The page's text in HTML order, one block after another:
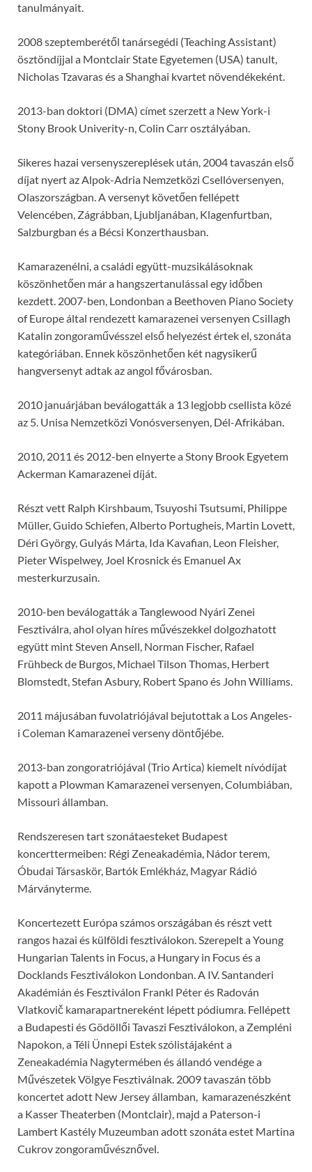
tanulmányait.
2008 szeptemberétől tanársegédi (Teaching Assistant)
ösztöndíjjal a Montclair State Egyetemen (USA) tanult,
Nicholas Tzavaras és a Shanghai kvartet növendékeként.
2013-ban doktori (DMA) címet szerzett a New York-i
Stony Brook Univerity-n, Colin Carr osztályában.
Sikeres hazai versenyszereplések után, 2004 tavaszán első
díjat nyert az Alpok-Adria Nemzetközi Csellóversenyen,
Olaszországban. A versenyt követően fellépett
Velencében, Zágrábban, Ljubljanában, Klagenfurtban,
Salzburgban és a Bécsi Konzerthausban.
Kamarazenélni, a családi együtt-muzsikálásoknak
köszönhetően már a hangszertanulással egy időben
kezdett. 2007-ben, Londonban a Beethoven Piano Society
of Europe által rendezett kamarazenei versenyen Csillagh
Katalin zongoraművésszel első helyezést értek el, szonáta
kategóriában. Ennek köszönhetően két nagysikerű
hangversenyt adtak az angol fővárosban.
2010 januárjában beválogatták a 13 legjobb csellista közé
az 5. Unisa Nemzetközi Vonósversenyen, Dél-Afrikában.
2010, 2011 és 2012-ben elnyerte a Stony Brook Egyetem
Ackerman Kamarazenei díját.
Részt vett Ralph Kirshbaum, Tsuyoshi Tsutsumi, Philippe
Müller, Guido Schiefen, Alberto Portugheis, Martin Lovett,
Déri György, Gulyás Márta, Ida Kavafian, Leon Fleisher,
Pieter Wispelwey, Joel Krosnick és Emanuel Ax
mesterkurzusain.
2010-ben beválogatták a Tanglewood Nyári Zenei
Fesztiválra, ahol olyan híres művészekkel dolgozhatott
együtt mint Steven Ansell, Norman Fischer, Rafael
Frühbeck de Burgos, Michael Tilson Thomas, Herbert
Blomstedt, Stefan Asbury, Robert Spano és John Williams.
2011 májusában fuvolatriójával bejutottak a Los Angeles-
i Coleman Kamarazenei verseny döntőjébe.
2013-ban zongoratriójával (Trio Artica) kiemelt nívódíjat
kapott a Plowman Kamarazenei versenyen, Columbiában,
Missouri államban.
Rendszeresen tart szonátaesteket Budapest
koncerttermeiben: Régi Zeneakadémia, Nádor terem,
Óbudai Társaskör, Bartók Emlékház, Magyar Rádió
Márványterme.
Koncertezett Európa számos országában és részt vett
rangos hazai és külföldi fesztiválokon. Szerepelt a Young
Hungarian Talents in Focus, a Hungary in Focus és a
Docklands Fesztiválokon Londonban. A IV. Santanderi
Akadémián és Fesztiválon Frankl Péter és Radován
Vlatkovič kamarapartnereként lépett pódiumra. Fellépett
a Budapesti és Gödöllői Tavaszi Fesztiválokon, a Zempléni
Napokon, a Téli Ünnepi Estek szólistájaként a
Zeneakadémia Nagytermében és állandó vendége a
Művészetek Völgye Fesztiválnak. 2009 tavaszán több
koncertet adott New Jersey államban, kamarazenészként
a Kasser Theaterben (Montclair), majd a Paterson-i
Lambert Kastély Muzeumban adott szonáta estet Martina
Cukrov zongoraművésznővel.